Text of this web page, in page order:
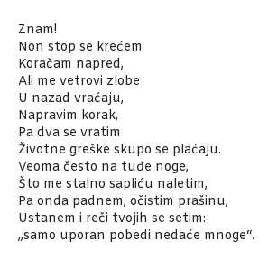
Znam!
Non stop se krećem
Koračam napred,
Ali me vetrovi zlobe
U nazad vraćaju,
Napravim korak,
Pa dva se vratim
Životne greške skupo se plaćaju.
Veoma često na tuđe noge,
Što me stalno sapliću naletim,
Pa onda padnem, očistim prašinu,
Ustanem i reči tvojih se setim:
„samo uporan pobedi nedaće mnoge“.